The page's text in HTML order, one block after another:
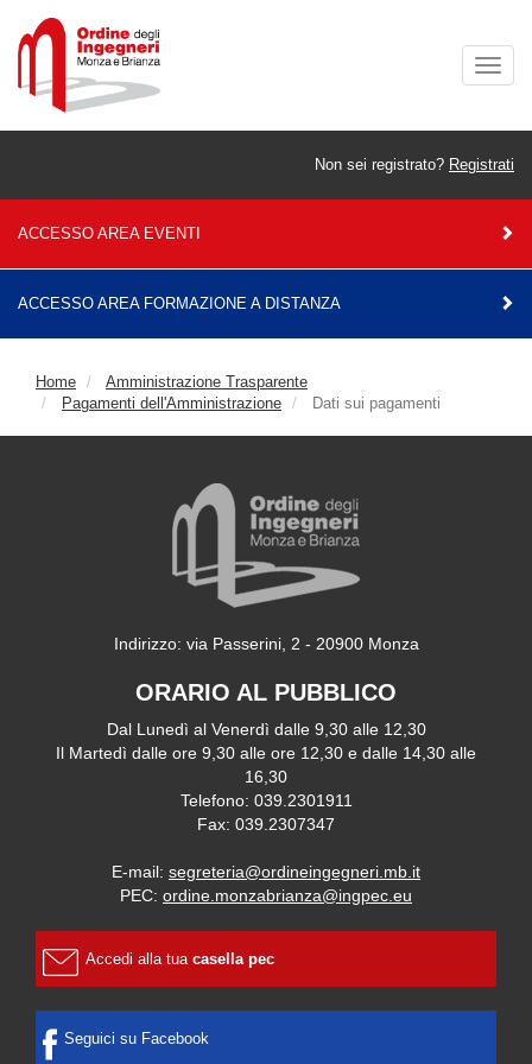
Non sei registrato? Registrati
ACCESSO AREA EVENTI
ACCESSO AREA FORMAZIONE A DISTANZA
Home
Amministrazione Trasparente
Pagamenti dell'Amministrazione
Dati sui pagamenti
Indirizzo: via Passerini, 2 - 20900 Monza
ORARIO AL PUBBLICO
Dal Lunedì al Venerdì dalle 9,30 alle 12,30
Il Martedì dalle ore 9,30 alle ore 12,30 e dalle 14,30 alle
16,30
Telefono: 039.2301911
Fax: 039.2307347
E-mail: segreteria@ordineingegneri.mb.it
PEC: ordine.monzabrianza@ingpec.eu
Accedi alla tua casella pec
Seguici su Facebook